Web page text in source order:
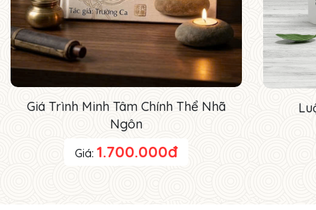
Giá Trình Minh Tâm Chính Thể Nhã
Ngôn
Giá:1.700.000đ